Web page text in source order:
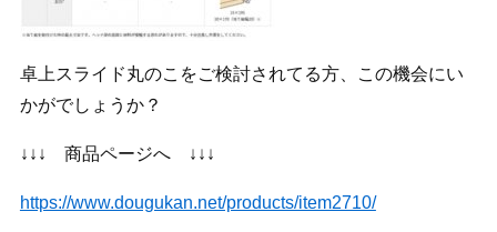
卓上スライド丸のこをご検討されてる方、この機会にい
かがでしょうか？
↓↓↓ 商品ページへ ↓↓↓
https://www.dougukan.net/products/item2710/